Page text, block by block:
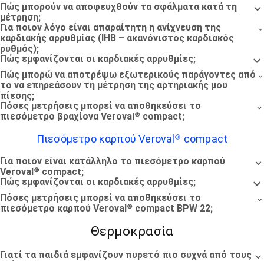
Πώς μπορούν να αποφευχθούν τα σφάλματα κατά τη
μέτρηση;
Για ποιον λόγο είναι απαραίτητη η ανίχνευση της
καρδιακής αρρυθμίας (IHB – ακανόνιστος καρδιακός
ρυθμός);
Πώς εμφανίζονται οι καρδιακές αρρυθμίες;
Πώς μπορώ να αποτρέψω εξωτερικούς παράγοντες από
το να επηρεάσουν τη μέτρηση της αρτηριακής μου
πίεσης;
Πόσες μετρήσεις μπορεί να αποθηκεύσει το
πιεσόμετρο βραχίονα Veroval® compact;
Πιεσόμετρο καρπού Veroval® compact
Για ποιον είναι κατάλληλο το πιεσόμετρο καρπού
Veroval® compact;
Πώς εμφανίζονται οι καρδιακές αρρυθμίες;
Πόσες μετρήσεις μπορεί να αποθηκεύσει το
πιεσόμετρο καρπού Veroval® compact BPW 22;
Θερμοκρασία
Γιατί τα παιδιά εμφανίζουν πυρετό πιο συχνά από τους